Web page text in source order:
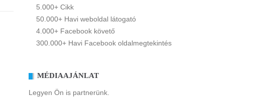
5.000+ Cikk
50.000+ Havi weboldal látogató
4.000+ Facebook követő
300.000+ Havi Facebook oldalmegtekintés
MÉDIAAJÁNLAT
Legyen Ön is partnerünk.